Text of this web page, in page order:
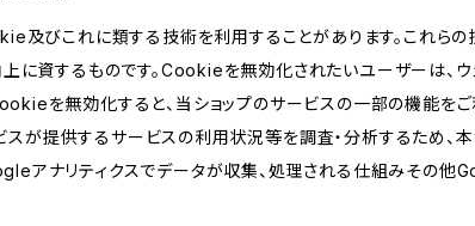
及びこれに類する技術を利用することがあります。これら
に資するものです。Cookieを無効化されたいユーザーは、
を無効化すると、当ショップのサービスの一部の機能を
ービスが提供するサービスの利用状況等を調査・分析するた
アナリティクスでデータが収集、処理される仕組みその他